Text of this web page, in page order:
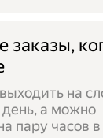
заказы,
на
а можно
пару часов в